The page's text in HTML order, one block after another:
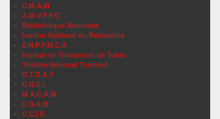
C.M.A.M
A.M.V.P.P.C
Bibliothèque Nationale
Institut National du Patrimoine
E.N.P.F.M.C.A
Institut de Traduction de Tunis
Théâtre National Tunisien
O.T.D.A.V
C.N.C.I
M.A.C.A.M
C.N.A.M
C.C.I.H